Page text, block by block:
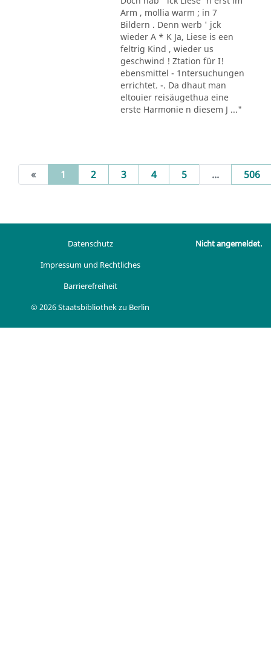
Arm , mollia warm ; in 7
Bildern . Denn werb ' jck
wieder A * K Ja, Liese is een
feltrig Kind , wieder us
geschwind ! Ztation für I!
ebensmittel - 1ntersuchungen
errichtet. -. Da dhaut man
eltouier reisäugethua eine
erste Harmonie n diesem J ..."
« 1 (current)
2 3 4 5 ... 506
Datenschutz
Impressum und Rechtliches
Barrierefreiheit
© 2026 Staatsbibliothek zu Berlin
Nicht angemeldet.